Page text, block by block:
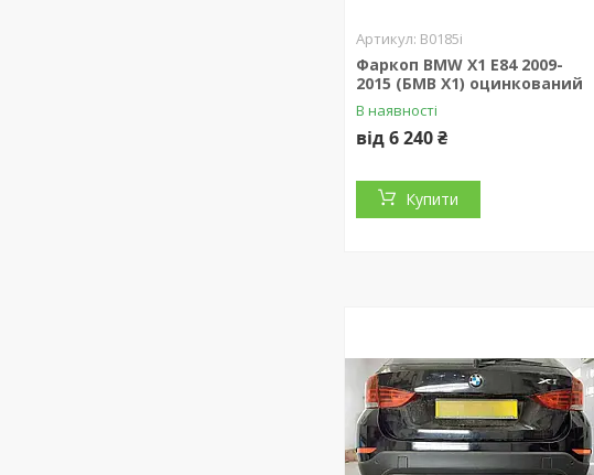
B0185i
Фаркоп BMW X1 E84 2009-
2015 (БМВ Х1) оцинкований
В наявності
від 6 240 ₴
Купити